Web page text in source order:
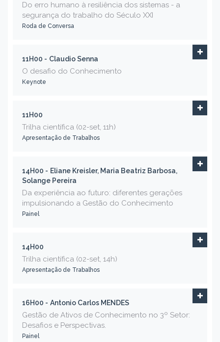
Do erro humano à resiliência dos sistemas - a
segurança do trabalho do Século XXI
Roda de Conversa
11H00 - Claudio Senna
O desafio do Conhecimento
Keynote
11H00
Trilha científica (02-set, 11h)
Apresentação de Trabalhos
14H00 - Eliane Kreisler, Maria Beatriz Barbosa,
Solange Pereira
Da experiência ao futuro: diferentes gerações
impulsionando a Gestão do Conhecimento
Painel
14H00
Trilha científica (02-set, 14h)
Apresentação de Trabalhos
16H00 - Antonio Carlos MENDES
Gestão de Ativos de Conhecimento no 3º Setor:
Desafios e Perspectivas.
Painel